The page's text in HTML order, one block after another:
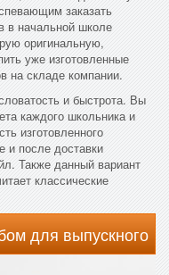
заказать
в начальной школе
оригинальную,
уже изготовленные
на складе компании.
и быстрота. Вы
каждого школьника и
изготовленного
и после доставки
Также данный вариант
классические
для выпускного